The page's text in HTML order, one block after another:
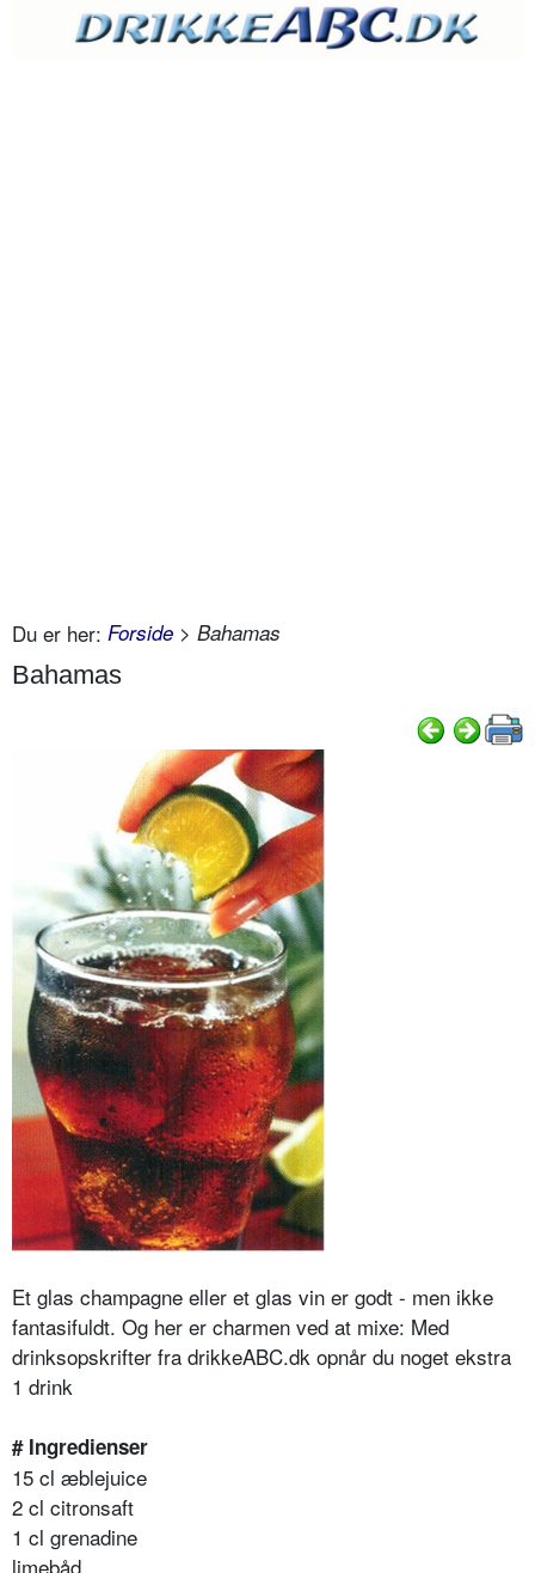
Du er her: Forside > Bahamas
Bahamas
Et glas champagne eller et glas vin er godt - men ikke
fantasifuldt. Og her er charmen ved at mixe: Med
drinksopskrifter fra drikkeABC.dk opnår du noget ekstra
1 drink
# Ingredienser
15 cl æblejuice
2 cl citronsaft
1 cl grenadine
limebåd